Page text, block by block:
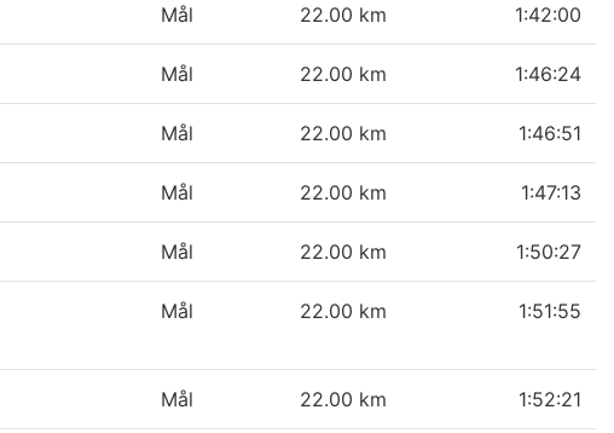
Mål 22.00 km 1:42:00
Mål 22.00 km 1:46:24
Mål 22.00 km 1:46:51
Mål 22.00 km 1:47:13
Mål 22.00 km 1:50:27
Mål 22.00 km 1:51:55
Mål 22.00 km 1:52:21